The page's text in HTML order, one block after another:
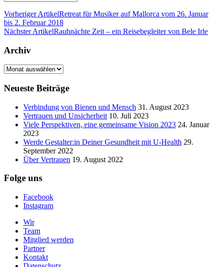
Vorheriger ArtikelRetreat für Musiker auf Mallorca vom 26. Januar
bis 2. Februar 2018
Nächster ArtikelRauhnächte Zeit – ein Reisebegleiter von Bele Irle
Archiv
Archiv
Neueste Beiträge
Verbindung von Bienen und Mensch 31. August 2023
Vertrauen und Unsicherheit 10. Juli 2023
Viele Perspektiven, eine gemeinsame Vision 2023 24. Januar
2023
Werde Gestalter:in Deiner Gesundheit mit U-Health 29.
September 2022
Über Vertrauen 19. August 2022
Folge uns
Facebook
Instagram
Wir
Team
Mitglied werden
Partner
Kontakt